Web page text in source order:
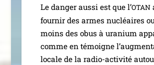
Le dan­ger aus­si est que l’OTAN
four­nir des armes nucléaires
moins des obus à ura­nium
comme en témoigne
locale de la radio-acti­­vi­­té